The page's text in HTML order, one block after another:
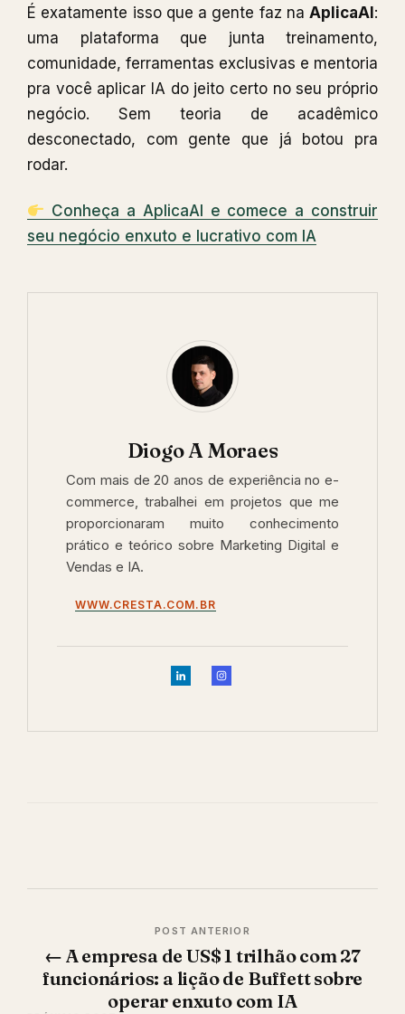
É exatamente isso que a gente faz na AplicaAI:
uma plataforma que junta treinamento,
comunidade, ferramentas exclusivas e mentoria
pra você aplicar IA do jeito certo no seu próprio
negócio. Sem teoria de acadêmico
desconectado, com gente que já botou pra
rodar.
Conheça a AplicaAI e comece a construir
seu negócio enxuto e lucrativo com IA
Diogo A Moraes
Com mais de 20 anos de experiência no e-
commerce, trabalhei em projetos que me
proporcionaram muito conhecimento
prático e teórico sobre Marketing Digital e
Vendas e IA.
WWW.CRESTA.COM.BR
de← A empresa de US$ 1 trilhão com 27
funcionários: a lição de Buffett sobre
operar enxuto com IA